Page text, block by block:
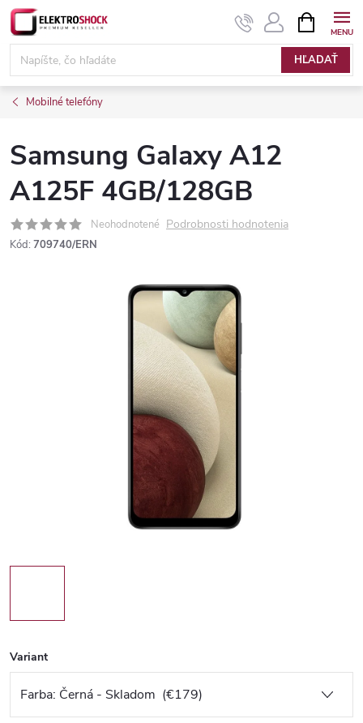
Prejsť
na
obsah
HĽADAŤ
KOŠÍK
Mobilné telefóny
Samsung Galaxy A12
A125F 4GB/128GB
Neohodnotené Podrobnosti hodnotenia
Kód: 709740/ERN
Variant